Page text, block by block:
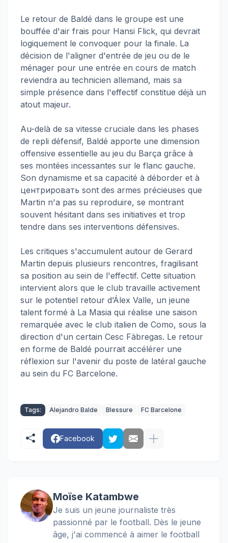
Le retour de Baldé dans le groupe est une
bouffée d'air frais pour Hansi Flick, qui devrait
logiquement le convoquer pour la finale. La
décision de l'aligner d'entrée de jeu ou de le
ménager pour une entrée en cours de match
reviendra au technicien allemand, mais sa
simple présence dans l'effectif constitue déjà un
atout majeur.
Au-delà de sa vitesse cruciale dans les phases
de repli défensif, Baldé apporte une dimension
offensive essentielle au jeu du Barça grâce à
ses montées incessantes sur le flanc gauche.
Son dynamisme et sa capacité à déborder et à
центрировать sont des armes précieuses que
Martin n'a pas su reproduire, se montrant
souvent hésitant dans ses initiatives et trop
tendre dans ses interventions défensives.
Les critiques s'accumulent autour de Gerard
Martin depuis plusieurs rencontres, fragilisant
sa position au sein de l'effectif. Cette situation
intervient alors que le club travaille activement
sur le potentiel retour d’Álex Valle, un jeune
talent formé à La Masia qui réalise une saison
remarquée avec le club italien de Como, sous la
direction d'un certain Cesc Fàbregas. Le retour
en forme de Baldé pourrait accélérer une
réflexion sur l'avenir du poste de latéral gauche
au sein du FC Barcelone.
Tags: Alejandro Balde Blessure FC Barcelone
Facebook
Moïse Katambwe
Je suis un jeune journaliste très
passionné par le football. Dès le jeune
âge, j'ai commencé à aimer le football